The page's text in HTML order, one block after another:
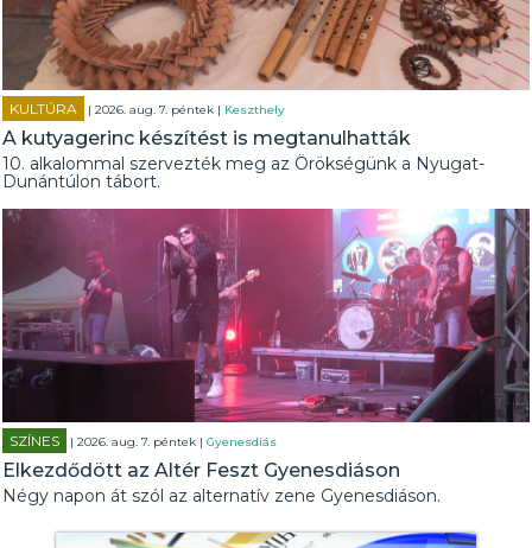
KULTÚRA | 2026. aug. 7. péntek | Keszthely
A kutyagerinc készítést is megtanulhatták
10. alkalommal szervezték meg az Örökségünk a Nyugat-
Dunántúlon tábort.
SZÍNES | 2026. aug. 7. péntek |Gyenesdiás
Elkezdődött az Altér Feszt Gyenesdiáson
Négy napon át szól az alternatív zene Gyenesdiáson.